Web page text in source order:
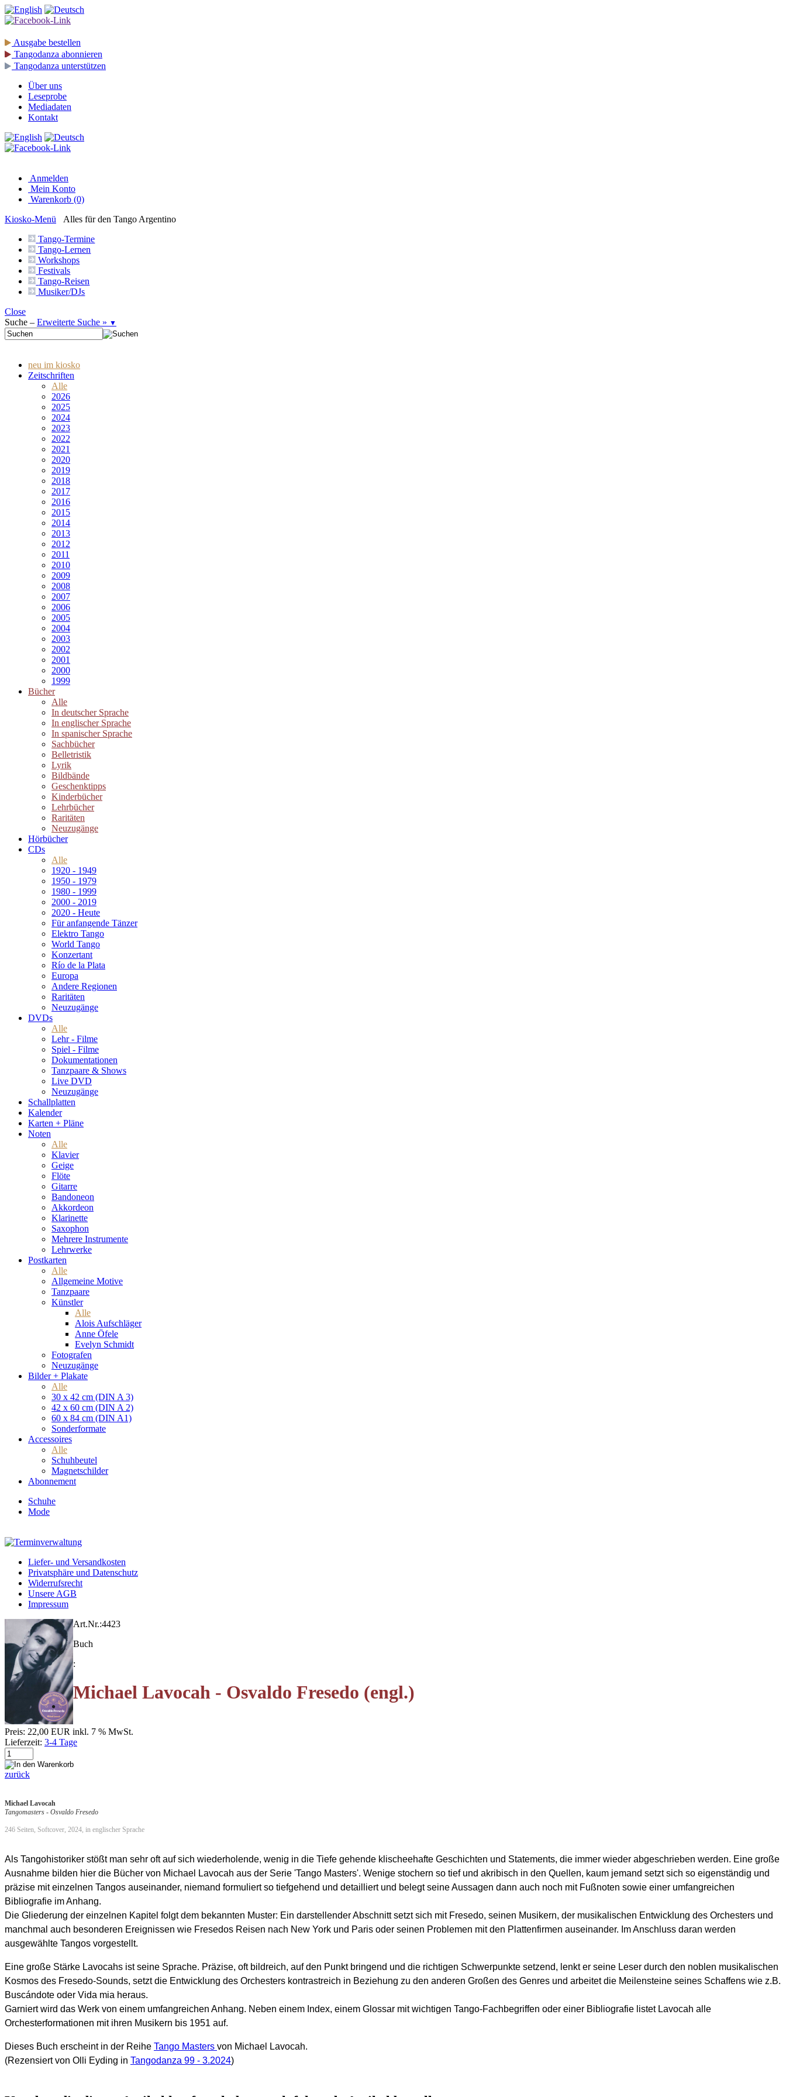
Ausgabe bestellen
Tangodanza abonnieren
Tangodanza unterstützen
Über uns
Leseprobe
Mediadaten
Kontakt
Anmelden
Mein Konto
Warenkorb (0)
Kiosko-Menü
Alles für den Tango Argentino
Tango-Termine
Tango-Lernen
Workshops
Festivals
Tango-Reisen
Musiker/DJs
Close
Suche – Erweiterte Suche » ▼
neu im kiosko
Zeitschriften
Alle
2026
2025
2024
2023
2022
2021
2020
2019
2018
2017
2016
2015
2014
2013
2012
2011
2010
2009
2008
2007
2006
2005
2004
2003
2002
2001
2000
1999
Bücher
Alle
In deutscher Sprache
In englischer Sprache
In spanischer Sprache
Sachbücher
Belletristik
Lyrik
Bildbände
Geschenktipps
Kinderbücher
Lehrbücher
Raritäten
Neuzugänge
Hörbücher
CDs
Alle
1920 - 1949
1950 - 1979
1980 - 1999
2000 - 2019
2020 - Heute
Für anfangende Tänzer
Elektro Tango
World Tango
Konzertant
Río de la Plata
Europa
Andere Regionen
Raritäten
Neuzugänge
DVDs
Alle
Lehr - Filme
Spiel - Filme
Dokumentationen
Tanzpaare & Shows
Live DVD
Neuzugänge
Schallplatten
Kalender
Karten + Pläne
Noten
Alle
Klavier
Geige
Flöte
Gitarre
Bandoneon
Akkordeon
Klarinette
Saxophon
Mehrere Instrumente
Lehrwerke
Postkarten
Alle
Allgemeine Motive
Tanzpaare
Künstler
Alle
Alois Aufschläger
Anne Öfele
Evelyn Schmidt
Fotografen
Neuzugänge
Bilder + Plakate
Alle
30 x 42 cm (DIN A 3)
42 x 60 cm (DIN A 2)
60 x 84 cm (DIN A1)
Sonderformate
Accessoires
Alle
Schuhbeutel
Magnetschilder
Abonnement
Schuhe
Mode
Liefer- und Versandkosten
Privatsphäre und Datenschutz
Widerrufsrecht
Unsere AGB
Impressum
Art.Nr.:4423
Buch
:
Michael Lavocah - Osvaldo Fresedo (engl.)
Preis: 22,00 EUR inkl. 7 % MwSt.
Lieferzeit: 3-4 Tage
zurück
Michael Lavocah
Tangomasters - Osvaldo Fresedo
246 Seiten, Softcover, 2024, in englischer Sprache
Als Tangohistoriker stößt man sehr oft auf sich wiederholende, wenig in die Tiefe gehende klischeehafte Geschichten und Statements, die immer wieder abgeschrieben werden. Eine große
Ausnahme bilden hier die Bücher von Michael Lavocah aus der Serie 'Tango Masters'. Wenige stochern so tief und akribisch in den Quellen, kaum jemand setzt sich so eigenständig und
präzise mit einzelnen Tangos auseinander, niemand formuliert so tiefgehend und detailliert und belegt seine Aussagen dann auch noch mit Fußnoten sowie einer umfangreichen
Bibliografie im Anhang.
Die Gliederung der einzelnen Kapitel folgt dem bekannten Muster: Ein darstellender Abschnitt setzt sich mit Fresedo, seinen Musikern, der musikalischen Entwicklung des Orchesters und
manchmal auch besonderen Ereignissen wie Fresedos Reisen nach New York und Paris oder seinen Problemen mit den Plattenfirmen auseinander. Im Anschluss daran werden
ausgewählte Tangos vorgestellt.
Eine große Stärke Lavocahs ist seine Sprache. Präzise, oft bildreich, auf den Punkt bringend und die richtigen Schwerpunkte setzend, lenkt er seine Leser durch den noblen musikalischen
Kosmos des Fresedo-Sounds, setzt die Entwicklung des Orchesters kontrastreich in Beziehung zu den anderen Großen des Genres und arbeitet die Meilensteine seines Schaffens wie z.B.
Buscándote oder Vida mia heraus.
Garniert wird das Werk von einem umfangreichen Anhang. Neben einem Index, einem Glossar mit wichtigen Tango-Fachbegriffen oder einer Bibliografie listet Lavocah alle
Orchesterformationen mit ihren Musikern bis 1951 auf.
Dieses Buch erscheint in der Reihe Tango Masters von Michael Lavocah.
(Rezensiert von Olli Eyding in Tangodanza 99 - 3.2024)